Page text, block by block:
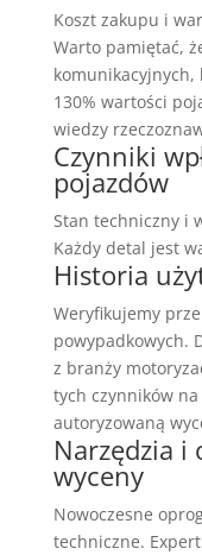
Koszt zakupu i
Warto pamiętać,
komunikacyjnych,
130% wartości
wiedzy
Czynniki
pojazdów
Stan techniczny i
Każdy detal jest
Historia
Weryfikujemy
powypadkowych.
z branży
tych czynników
autoryzowaną
Narzędzia i
wyceny
Nowoczesne
techniczne.